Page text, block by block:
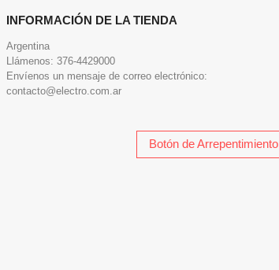
INFORMACIÓN DE LA TIENDA
Argentina
Llámenos: 376-4429000
Envíenos un mensaje de correo electrónico:
contacto@electro.com.ar
Botón de Arrepentimiento